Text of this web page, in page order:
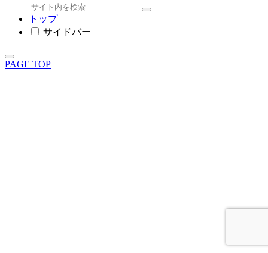
トップ
サイドバー
PAGE TOP